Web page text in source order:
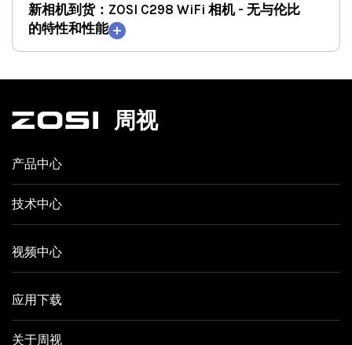
新相机到货：ZOSI C298 WiFi 相机 - 无与伦比
的特性和性能
周视
产品中心
技术中心
视频中心
应用下载
关于周视